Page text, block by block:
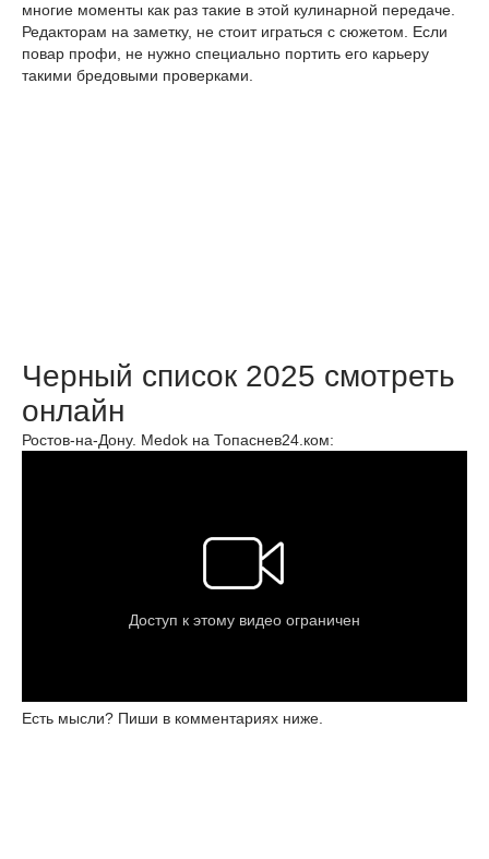
многие моменты как раз такие в этой кулинарной передаче.
Редакторам на заметку, не стоит играться с сюжетом. Если
повар профи, не нужно специально портить его карьеру
такими бредовыми проверками.
Черный список 2025 смотреть
онлайн
Ростов-на-Дону. Medok на Топаснев24.ком:
Есть мысли? Пиши в комментариях ниже.